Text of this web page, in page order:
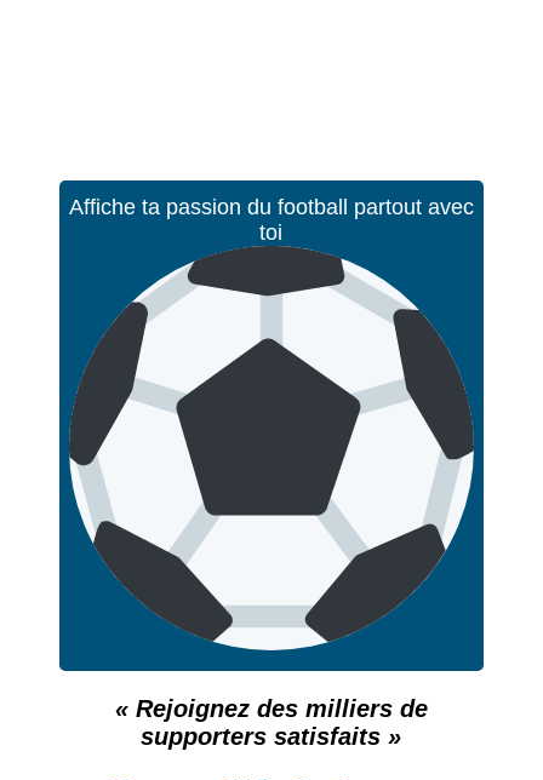
Affiche ta passion du football partout avec
toi
« Rejoignez des milliers de
supporters satisfaits »